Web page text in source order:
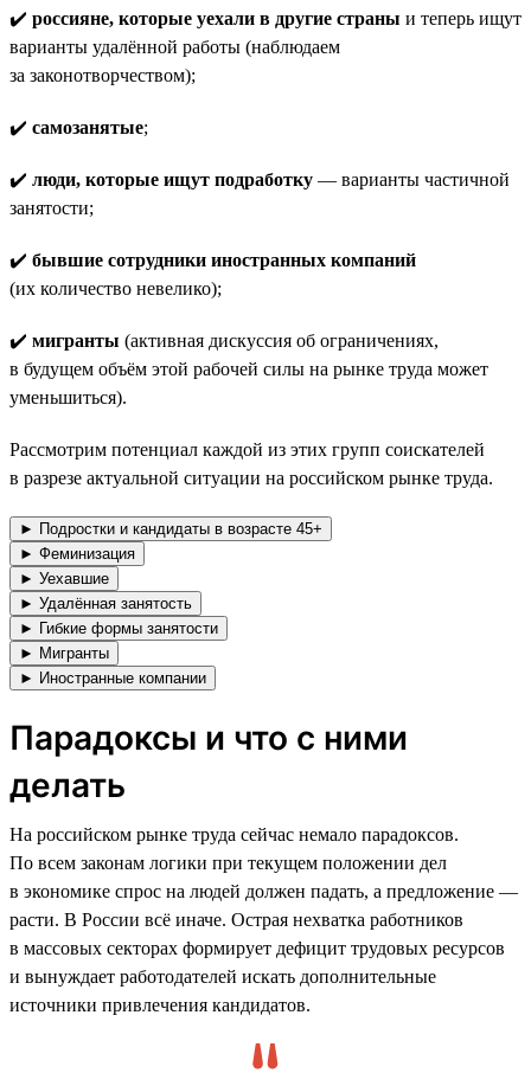
✔️ россияне, которые уехали в другие страны и теперь ищут
варианты удалённой работы (наблюдаем
за законотворчеством);
✔️ самозанятые;
✔️ люди, которые ищут подработку — варианты частичной
занятости;
✔️ бывшие сотрудники иностранных компаний
(их количество невелико);
✔️ мигранты (активная дискуссия об ограничениях,
в будущем объём этой рабочей силы на рынке труда может
уменьшиться).
Рассмотрим потенциал каждой из этих групп соискателей
в разрезе актуальной ситуации на российском рынке труда.
► Подростки и кандидаты в возрасте 45+
► Феминизация
► Уехавшие
► Удалённая занятость
► Гибкие формы занятости
► Мигранты
► Иностранные компании
Парадоксы и что с ними
делать
На российском рынке труда сейчас немало парадоксов.
По всем законам логики при текущем положении дел
в экономике спрос на людей должен падать, а предложение —
расти. В России всё иначе. Острая нехватка работников
в массовых секторах формирует дефицит трудовых ресурсов
и вынуждает работодателей искать дополнительные
источники привлечения кандидатов.